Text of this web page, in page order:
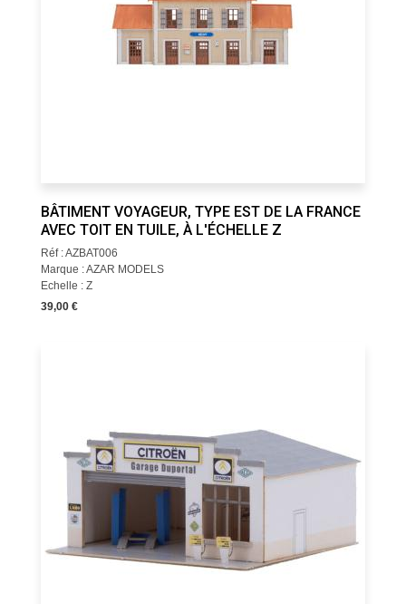
BÂTIMENT VOYAGEUR, TYPE EST DE LA FRANCE
AVEC TOIT EN TUILE, À L'ÉCHELLE Z
Réf : AZBAT006
Marque : AZAR MODELS
Echelle : Z
39,00 €